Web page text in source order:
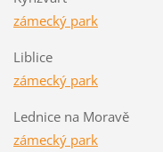
zámecký park
Liblice
zámecký park
Lednice na Moravě
zámecký park